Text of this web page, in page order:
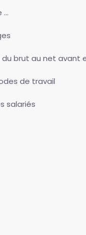
brut au net avant
de travail
salariés